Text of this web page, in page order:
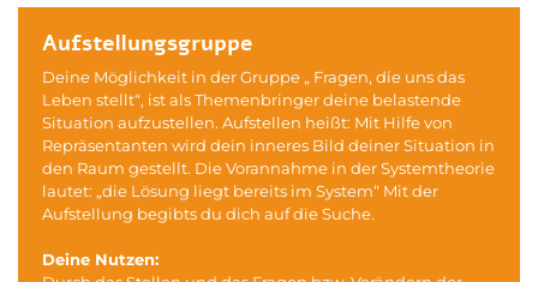
Aufstellungsgruppe
Deine Möglichkeit in der Gruppe „ Fragen, die uns das
Leben stellt“, ist als Themenbringer deine belastende
Situation aufzustellen. Aufstellen heißt: Mit Hilfe von
Repräsentanten wird dein inneres Bild deiner Situation in
den Raum gestellt. Die Vorannahme in der Systemtheorie
lautet: „die Lösung liegt bereits im System“ Mit der
Aufstellung begibts du dich auf die Suche.
Deine Nutzen: